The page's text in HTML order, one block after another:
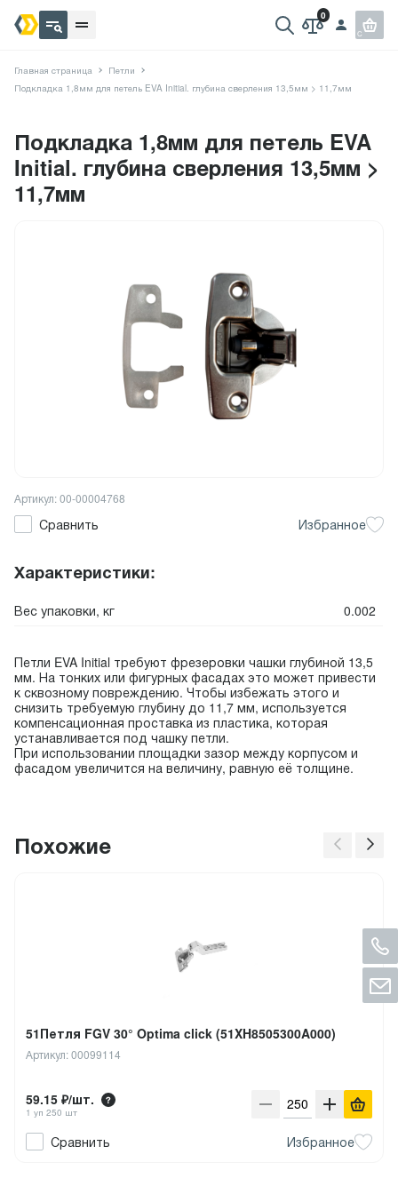
Главная страница
Петли
Подкладка 1,8мм для петель EVA Initial. глубина сверления 13,5мм > 11,7мм
Подкладка 1,8мм для петель EVA
Initial. глубина сверления 13,5мм >
11,7мм
Сравнить Избранное
Артикул: 00-00004768
Характеристики:
Вес упаковки, кг 0.002
Петли EVA Initial требуют фрезеровки чашки глубиной 13,5
мм. На тонких или фигурных фасадах это может привести
к сквозному повреждению. Чтобы избежать этого и
снизить требуемую глубину до 11,7 мм, используется
компенсационная проставка из пластика, которая
устанавливается под чашку петли.
При использовании площадки зазор между корпусом и
фасадом увеличится на величину, равную её толщине.
Похожие
51Петля FGV 30° Optima click (51XH8505300A000)
Артикул: 00099114
59.15 ₽/шт.
1 уп 250 шт
Сравнить Избранное